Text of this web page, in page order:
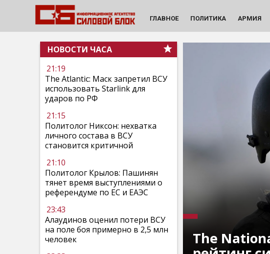
ГЛАВНОЕ ПОЛИТИКА АРМИЯ
НОВОСТИ ЧАСА
21:19
The Atlantic: Маск запретил ВСУ
использовать Starlink для
ударов по РФ
21:15
Политолог Никсон: нехватка
личного состава в ВСУ
становится критичной
21:10
Политолог Крылов: Пашинян
тянет время выступлениями о
референдуме по ЕС и ЕАЭС
23:43
Алаудинов оценил потери ВСУ
на поле боя примерно в 2,5 млн
человек
The